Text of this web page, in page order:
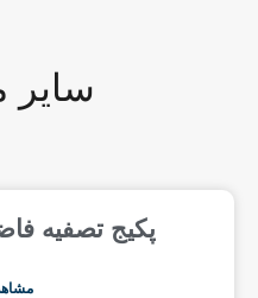
سایر
پکیج تصفیه